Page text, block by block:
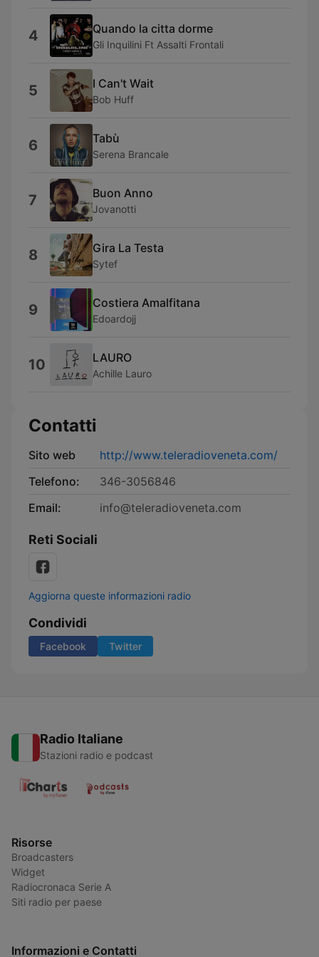
4 Quando la citta dorme
Gli Inquilini Ft Assalti Frontali
5 I Can't Wait
Bob Huff
6 Tabù
Serena Brancale
7 Buon Anno
Jovanotti
8 Gira La Testa
Sytef
9 Costiera Amalfitana
Edoardojj
10 LAURO
Achille Lauro
Contatti
Sito web
http://www.teleradioveneta.com/
Telefono:
346-3056846
Email:
info@teleradioveneta.com
Reti Sociali
Aggiorna queste informazioni radio
Condividi
Facebook Twitter
Radio Italiane
Stazioni radio e podcast
Risorse
Broadcasters
Widget
Radiocronaca Serie A
Siti radio per paese
Informazioni e Contatti